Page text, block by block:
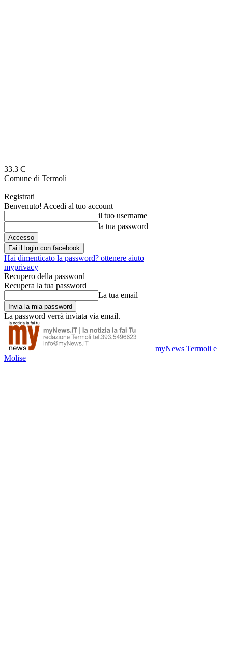
33.3 C
Comune di Termoli
Registrati
Benvenuto! Accedi al tuo account
il tuo username
la tua password
Fai il login con facebook
Hai dimenticato la password? ottenere aiuto
myprivacy
Recupero della password
Recupera la tua password
La tua email
La password verrà inviata via email.
myNews Termoli e
Molise